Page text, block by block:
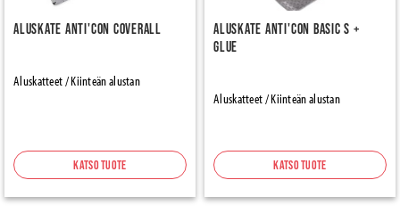
Aluskate Anti'con Coverall
Aluskatteet / Kiinteän alustan
Katso tuote
Aluskate Anti'con Basic S +
Glue
Aluskatteet / Kiinteän alustan
Katso tuote